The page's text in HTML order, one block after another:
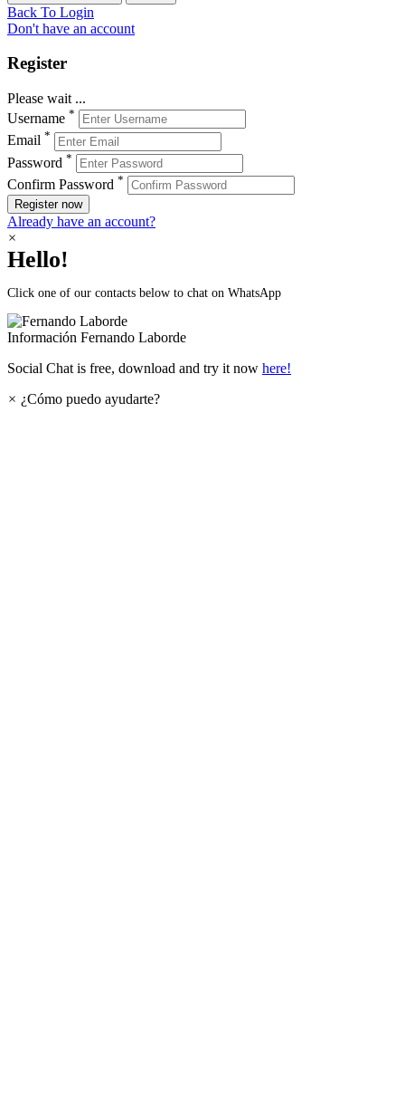
Back To Login
Don't have an account
Register
Please wait ...
Username *
Email *
Password *
Confirm Password *
Register now
Already have an account?
×
Hello!
Click one of our contacts below to chat on WhatsApp
Información Fernando Laborde
Social Chat is free, download and try it now here!
× ¿Cómo puedo ayudarte?